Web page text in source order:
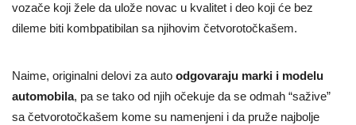
vozače koji žele da ulože novac u kvalitet i deo koji će bez
dileme biti kombpatibilan sa njihovim četvorotočkašem.
Naime, originalni delovi za auto odgovaraju marki i modelu
automobila, pa se tako od njih očekuje da se odmah “sažive”
sa četvorotočkašem kome su namenjeni i da pruže najbolje